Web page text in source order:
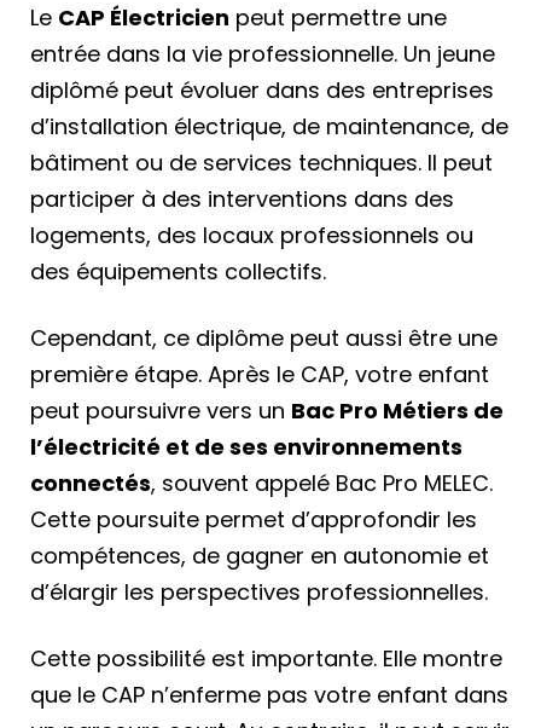
Le CAP Électricien peut permettre une
entrée dans la vie professionnelle. Un jeune
diplômé peut évoluer dans des entreprises
d’installation électrique, de maintenance, de
bâtiment ou de services techniques. Il peut
participer à des interventions dans des
logements, des locaux professionnels ou
des équipements collectifs.
Cependant, ce diplôme peut aussi être une
première étape. Après le CAP, votre enfant
peut poursuivre vers un Bac Pro Métiers de
l’électricité et de ses environnements
connectés, souvent appelé Bac Pro MELEC.
Cette poursuite permet d’approfondir les
compétences, de gagner en autonomie et
d’élargir les perspectives professionnelles.
Cette possibilité est importante. Elle montre
que le CAP n’enferme pas votre enfant dans